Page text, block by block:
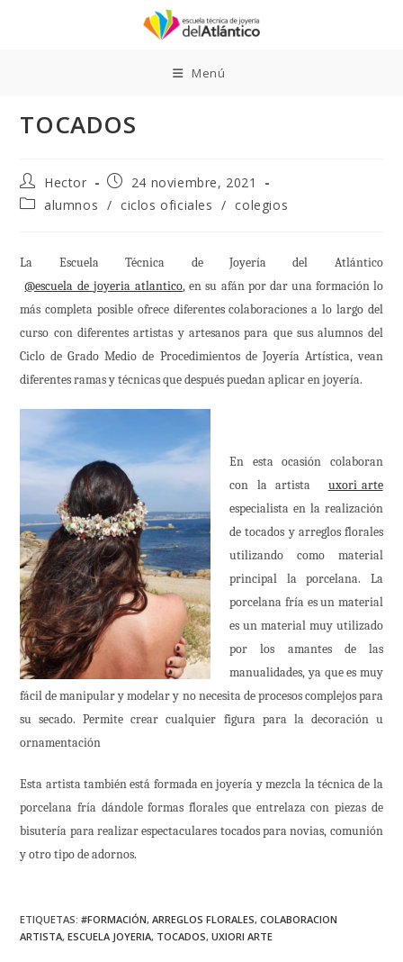
Menú
TOCADOS
Autor
de
la
Hector
Publicación
de
la
24 noviembre, 2021
Categoría
entrada:
alumnos / ciclos oficiales / colegios
La Escuela Técnica de Joyería del Atlántico
@escuela_de_joyeria_atlantico, en su afán por dar una formación lo
más completa posible ofrece diferentes colaboraciones a lo largo del
curso con diferentes artistas y artesanos para que sus alumnos del
Ciclo de Grado Medio de Procedimientos de Joyería Artística, vean
diferentes ramas y técnicas que después puedan aplicar en joyería.
En esta ocasión colaboran
con la artista
uxori_arte
especialista en la realización
de tocados y arreglos florales
utilizando como material
principal la porcelana. La
porcelana fría es un material
es un material muy utilizado
por los amantes de las
manualidades, ya que es muy
fácil de manipular y modelar y no necesita de procesos complejos para
su secado. Permite crear cualquier figura para la decoración u
ornamentación
Esta artista también está formada en joyería y mezcla la técnica de la
porcelana fría dándole formas florales que entrelaza con piezas de
bisutería para realizar espectaculares tocados para novias, comunión
y otro tipo de adornos.
ETIQUETAS:#FORMACIÓN, ARREGLOS FLORALES, COLABORACION
ARTISTA, ESCUELA JOYERIA, TOCADOS, UXIORI ARTE